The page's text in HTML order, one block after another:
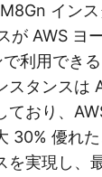
インス
が AWS ヨ
利用でき
スタンスは
ており、
30% 優れ
を実現し、